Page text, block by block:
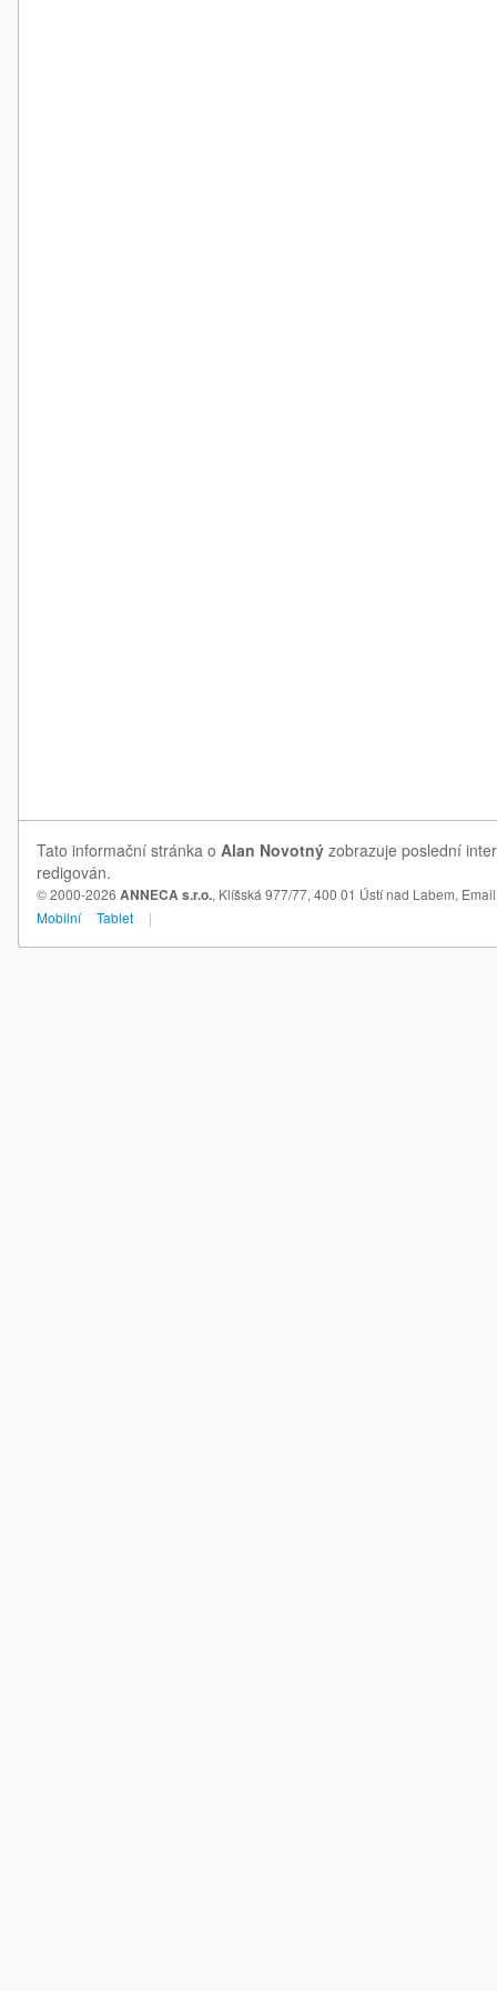
Tato informační stránka o Alan Novotný zobrazuje poslední
redigován.
© 2000-2026 ANNECA s.r.o., Klíšská 977/77, 400 01 Ústí nad Labem,
Mobilní
Tablet |